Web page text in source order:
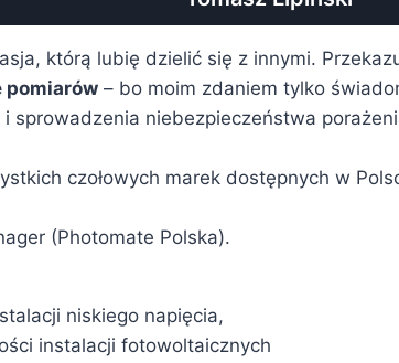
którą lubię dzielić się z innymi.
pomiarów – bo moim zdaniem tylko
sprowadzenia niebezpieczeństwa
czołowych marek dostępnych w
(Photomate Polska).
niskiego napięcia,
instalacji fotowoltaicznych